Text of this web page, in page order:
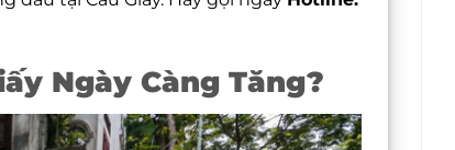
Ngày Càng Tăng?